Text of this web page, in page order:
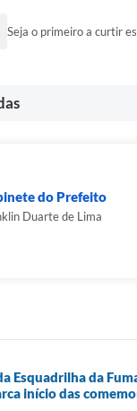
Seja o primeiro a curtir
do Prefeito
Duarte de Lima
Esquadrilha da
início das